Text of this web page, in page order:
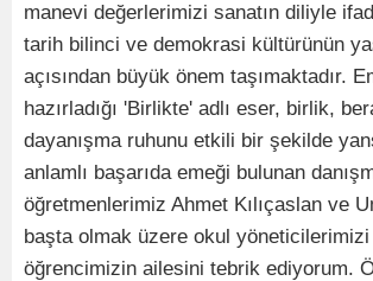
manevi değerlerimizi sanatın diliyle
tarih bilinci ve demokrasi kültürünün
açısından büyük önem taşımaktadır.
hazırladığı 'Birlikte' adlı eser, birlik,
dayanışma ruhunu etkili bir şekilde
anlamlı başarıda emeği bulunan
öğretmenlerimiz Ahmet Kılıçaslan ve
başta olmak üzere okul
öğrencimizin ailesini tebrik ediyorum.